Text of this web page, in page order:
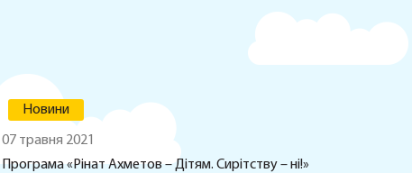
Новини
07 травня 2021
Програма «Рінат Ахметов – Дітям. Сирітству – ні!»